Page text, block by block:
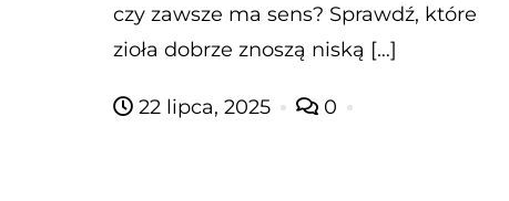
czy zawsze ma sens? Sprawdź, które
zioła dobrze znoszą niską […]
22 lipca, 2025 0